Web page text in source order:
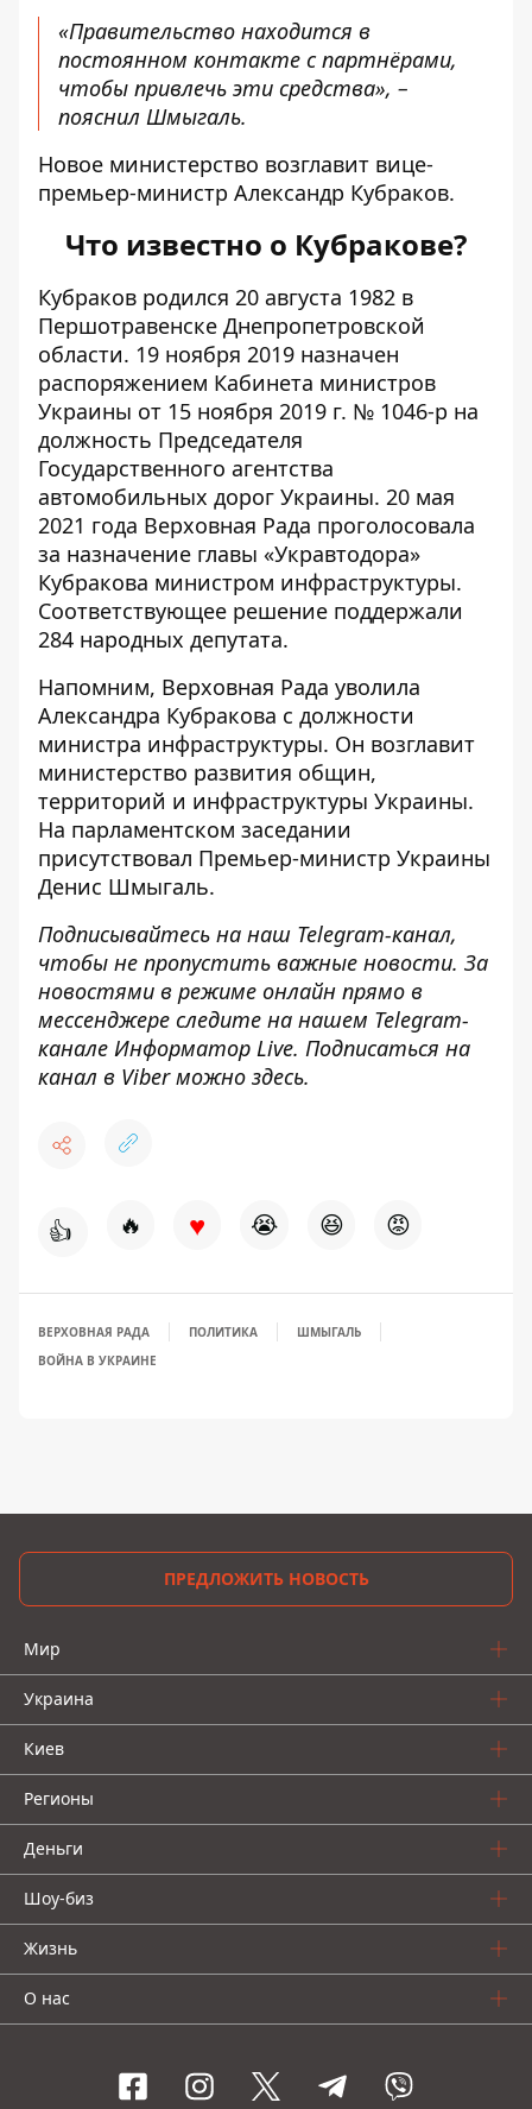
«Правительство находится в
постоянном контакте с партнёрами,
чтобы привлечь эти средства», –
пояснил Шмыгаль.
Новое министерство возглавит вице-
премьер-министр Александр Кубраков.
Что известно о Кубракове?
Кубраков родился 20 августа 1982 в
Першотравенске Днепропетровской
области. 19 ноября 2019 назначен
распоряжением Кабинета министров
Украины от 15 ноября 2019 г. № 1046-р на
должность Председателя
Государственного агентства
автомобильных дорог Украины. 20 мая
2021 года Верховная Рада проголосовала
за назначение главы «Укравтодора»
Кубракова министром инфраструктуры.
Соответствующее решение поддержали
284 народных депутата.
Напомним, Верховная Рада уволила
Александра Кубракова с должности
министра инфраструктуры. Он возглавит
министерство развития общин,
территорий и инфраструктуры Украины.
На парламентском заседании
присутствовал Премьер-министр Украины
Денис Шмыгаль.
Подписывайтесь на наш Telegram-канал,
чтобы не пропустить важные новости. За
новостями в режиме онлайн прямо в
мессенджере следите на нашем Telegram-
канале Информатор Live. Подписаться на
канал в Viber можно здесь.
👍 🔥 ♥ 😭 😆 😡
ВЕРХОВНАЯ РАДА ПОЛИТИКА
ШМЫГАЛЬ
ВОЙНА В УКРАИНЕ
ПРЕДЛОЖИТЬ НОВОСТЬ
Мир
Украина
Киев
Регионы
Деньги
Шоу-биз
Жизнь
О нас